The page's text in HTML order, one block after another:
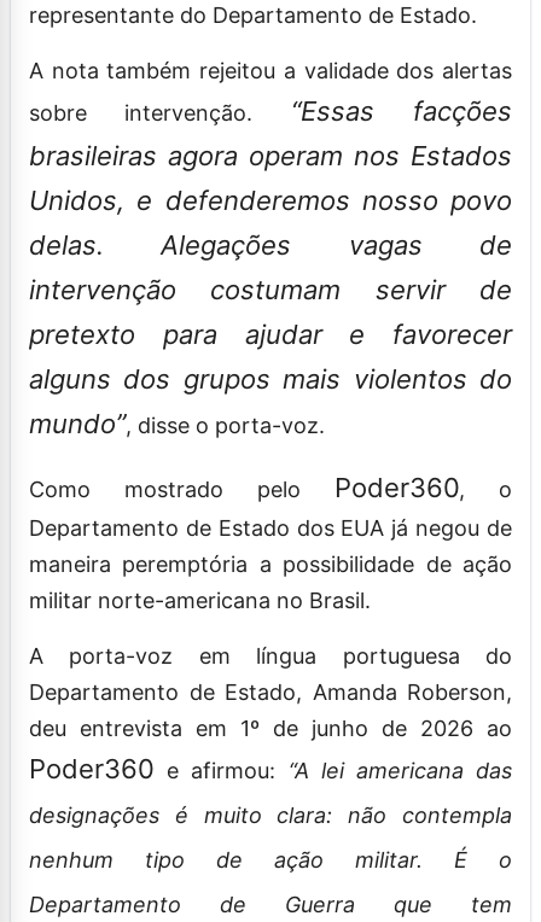
representante do Departamento de Estado.
A nota também rejeitou a validade dos alertas
sobre intervenção.
“Essas facções
brasileiras agora operam nos Estados
Unidos, e defenderemos nosso povo
delas. Alegações vagas de
intervenção costumam servir de
pretexto para ajudar e favorecer
alguns dos grupos mais violentos do
mundo”, disse o porta-voz.
Como mostrado pelo Poder360, o
Departamento de Estado dos EUA já negou de
maneira peremptória a possibilidade de ação
militar norte-americana no Brasil.
A porta-voz em língua portuguesa do
Departamento de Estado, Amanda Roberson,
deu entrevista em 1º de junho de 2026 ao
Poder360 e afirmou: “A lei americana das
designações é muito clara: não contempla
nenhum tipo de ação militar. É o
Departamento de Guerra que tem